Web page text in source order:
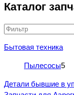
Каталог
Бытовая техника
Пылесосы5
Детали бывшие в